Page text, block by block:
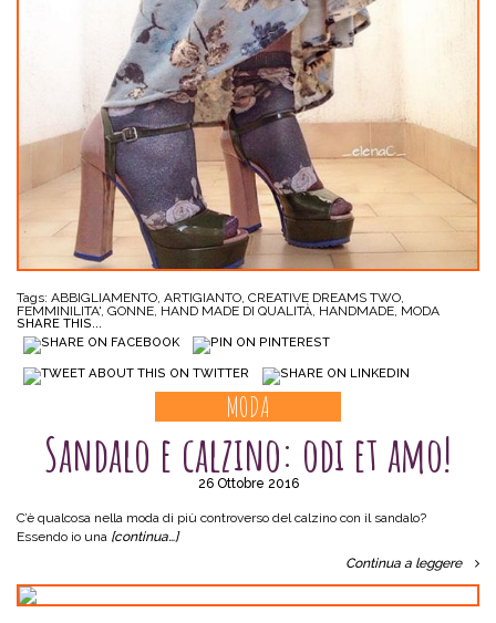
Tags: ABBIGLIAMENTO ARTIGIANTO CREATIVE DREAMS TWO
FEMMINILITA' GONNE HAND MADE DI QUALITÀ HANDMADE MODA
SHARE THIS...
MODA
Sandalo e calzino: odi et amo!
26 Ottobre 2016
C’è qualcosa nella moda di più controverso del calzino con il sandalo?
Essendo io una [continua…]
Continua a leggere